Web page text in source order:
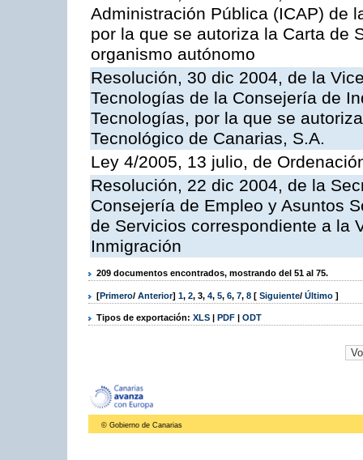
Administración Pública (ICAP) de
por la que se autoriza la Carta de
organismo autónomo
Resolución, 30 dic 2004, de la
Tecnologías de la Consejería de
Tecnologías, por la que se
Tecnológico de Canarias, S.A.
Ley 4/2005, 13 julio, de
Resolución, 22 dic 2004, de la
Consejería de Empleo y Asuntos
de Servicios correspondiente a la
Inmigración
209 documentos encontrados, mostrando del 51 al 75.
[Primero/ Anterior] 1, 2, 3, 4, 5, 6, 7, 8 [ Siguiente/ Último ]
Tipos de exportación: XLS | PDF | ODT
© Gobierno de Canarias